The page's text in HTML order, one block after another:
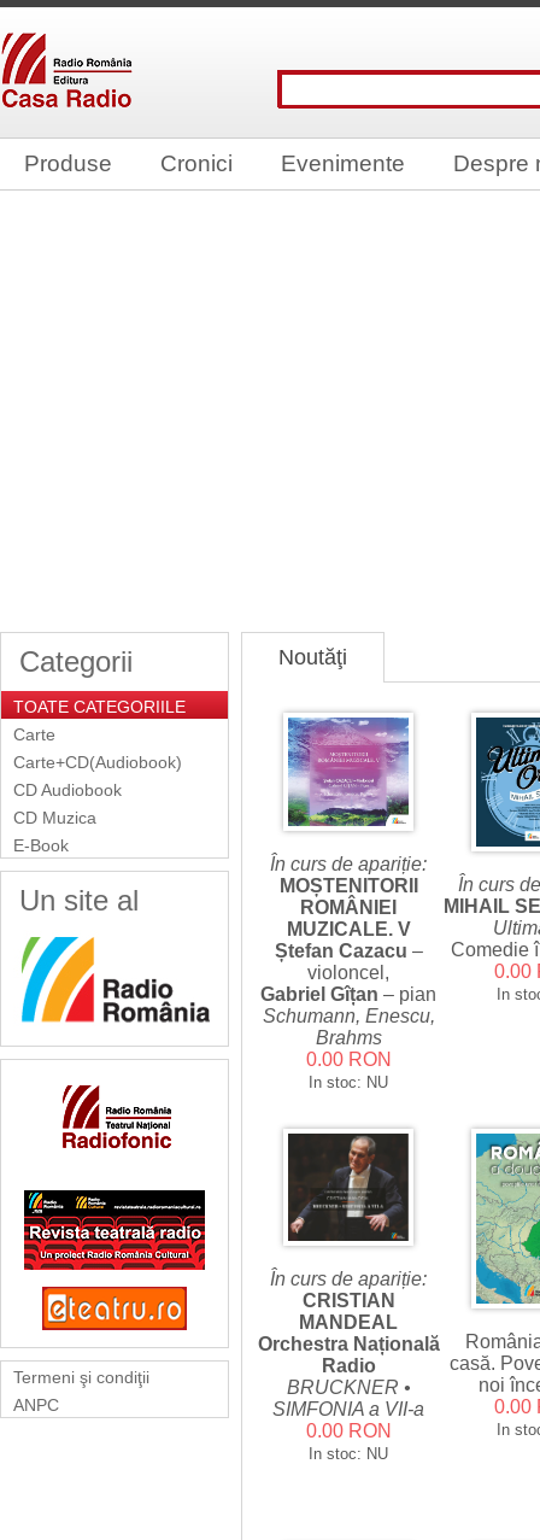
Produse Cronici Evenimente Despre
Categorii
TOATE CATEGORIILE
Carte
Carte+CD(Audiobook)
CD Audiobook
CD Muzica
E-Book
Un site al
Termeni şi condiţii
ANPC
Noutăţi
În curs de apariție:
MOȘTENITORII
ROMÂNIEI
MUZICALE. V
Ștefan Cazacu –
violoncel,
Gabriel Gîțan – pian
Schumann, Enescu,
Brahms
0.00 RON
In stoc: NU
În curs
MIHAIL
Comedie
0.00
In
În curs de apariție:
CRISTIAN
MANDEAL
Orchestra Națională
Radio
BRUCKNER •
SIMFONIA a VII-a
0.00 RON
In stoc: NU
casă.
noi
0.00
In